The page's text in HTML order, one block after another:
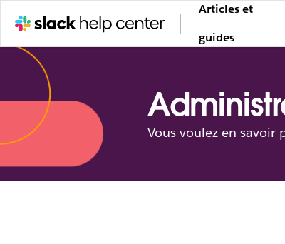
Articles et
guides
Vous voulez en savoir